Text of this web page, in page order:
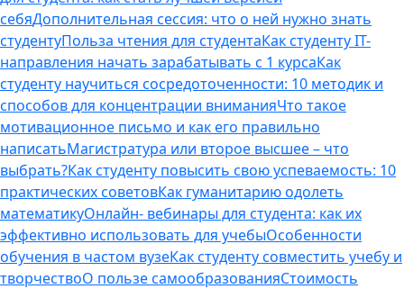
себяДополнительная сессия: что о ней нужно знать
студентуПольза чтения для студентаКак студенту IT-
направления начать зарабатывать с 1 курсаКак
студенту научиться сосредоточенности: 10 методик и
способов для концентрации вниманияЧто такое
мотивационное письмо и как его правильно
написатьМагистратура или второе высшее – что
выбрать?Как студенту повысить свою успеваемость: 10
практических советовКак гуманитарию одолеть
математикуОнлайн- вебинары для студента: как их
эффективно использовать для учебыОсобенности
обучения в частом вузеКак студенту совместить учебу и
творчествоО пользе самообразованияСтоимость